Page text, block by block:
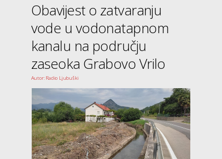
Obavijest o zatvaranju
vode u vodonatapnom
kanalu na području
zaseoka Grabovo Vrilo
Autor: Radio Ljubuški